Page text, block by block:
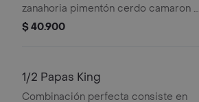
zanahoria pimentón cerdo camaron y
tortilla de huevo. (sugerido para 1)
$ 40.900
1/2 Papas King
Combinación perfecta consiste en